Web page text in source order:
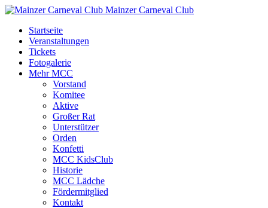
Mainzer Carneval Club
Startseite
Veranstaltungen
Tickets
Fotogalerie
Mehr MCC
Vorstand
Komitee
Aktive
Großer Rat
Unterstützer
Orden
Konfetti
MCC KidsClub
Historie
MCC Lädche
Fördermitglied
Kontakt